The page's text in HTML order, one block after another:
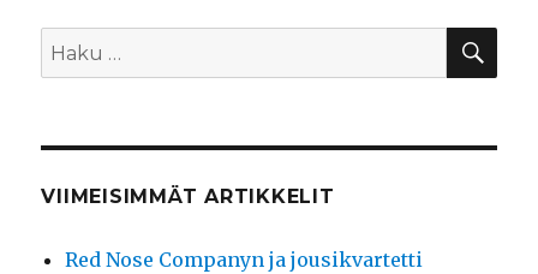
Etsi:
VIIMEISIMMÄT ARTIKKELIT
Red Nose Companyn ja jousikvartetti